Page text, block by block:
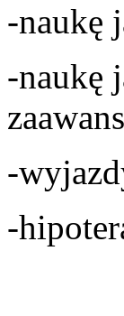
-naukę
-naukę
-
-